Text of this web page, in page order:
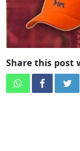
Share this post